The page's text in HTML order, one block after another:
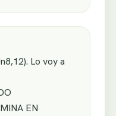
Lo voy a
EN